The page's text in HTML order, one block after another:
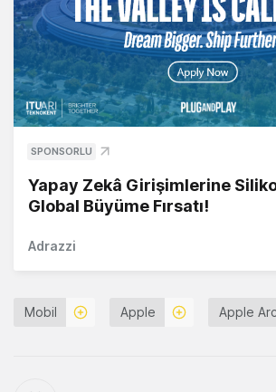
SPONSORLU
Yapay Zekâ Girişimlerine
Global Büyüme Fırsatı!
Adrazzi
Mobil Apple Apple